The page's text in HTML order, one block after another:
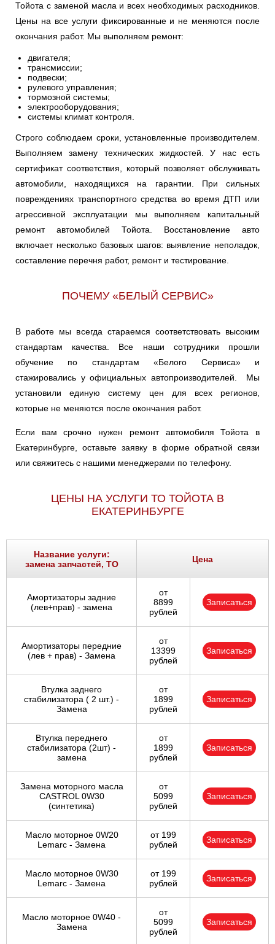
GT HARRIER HIGHLANDER
ISIS
LAND CRUISER
MARK II
MR NADIA NOAH/VOXY
PROBOX/SUCCEED RAUM
RAV RAV 4 RUSH
SEQUOIA SIENNA SPRINTER
VENZA
VIOS/YARIS
Тойота с заменой масла и всех необходимых расходников.
Цены на все услуги фиксированные и не меняются после
окончания работ. Мы выполняем ремонт:
двигателя;
трансмиссии;
подвески;
рулевого управления;
тормозной системы;
электрооборудования;
системы климат контроля.
Строго соблюдаем сроки, установленные производителем.
Выполняем замену технических жидкостей. У нас есть
сертификат соответствия, который позволяет обслуживать
автомобили, находящихся на гарантии. При сильных
повреждениях транспортного средства во время ДТП или
агрессивной эксплуатации мы выполняем капитальный
ремонт автомобилей Тойота. Восстановление авто
включает несколько базовых шагов: выявление неполадок,
составление перечня работ, ремонт и тестирование.
ПОЧЕМУ «БЕЛЫЙ СЕРВИС»
В работе мы всегда стараемся соответствовать высоким
стандартам качества. Все наши сотрудники прошли
обучение по стандартам «Белого Сервиса» и
стажировались у официальных автопроизводителей. Мы
установили единую систему цен для всех регионов,
которые не меняются после окончания работ.
Если вам срочно нужен ремонт автомобиля Тойота в
Екатеринбурге, оставьте заявку в форме обратной связи
или свяжитесь с нашими менеджерами по телефону.
ЦЕНЫ НА УСЛУГИ ТО ТОЙОТА В
ЕКАТЕРИНБУРГЕ
Название услуги:
замена запчастей, ТО
Цена
Амортизаторы задние
(лев+прав) - замена
от
8899
рублей
Записаться
Амортизаторы передние
(лев + прав) - Замена
от
13399
рублей
Записаться
Втулка заднего
стабилизатора ( 2 шт.) -
Замена
от
1899
рублей
Записаться
Втулка переднего
стабилизатора (2шт) -
замена
от
1899
рублей
Записаться
Замена моторного масла
CASTROL 0W30
(синтетика)
от
5099
рублей
Записаться
Масло моторное 0W20
Lemarc - Замена
от 199
рублей
Записаться
Масло моторное 0W30
Lemarc - Замена
от 199
рублей
Записаться
Масло моторное 0W40 -
Замена
от
5099
рублей
Записаться